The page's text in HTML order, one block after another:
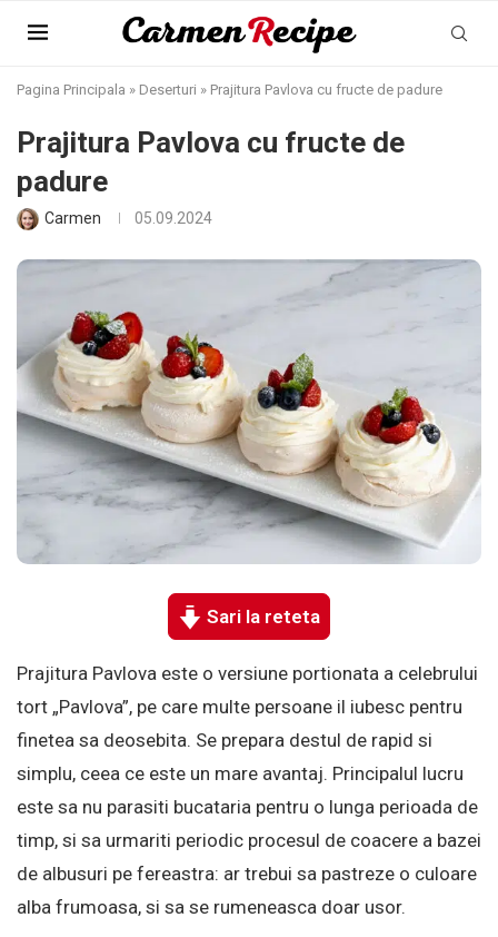
Pagina Principala » Deserturi » Prajitura Pavlova cu fructe de padure
Prajitura Pavlova cu fructe de
padure
Carmen 05.09.2024
Sari la reteta
Prajitura Pavlova este o versiune portionata a celebrului
tort „Pavlova”, pe care multe persoane il iubesc pentru
finetea sa deosebita. Se prepara destul de rapid si
simplu, ceea ce este un mare avantaj. Principalul lucru
este sa nu parasiti bucataria pentru o lunga perioada de
timp, si sa urmariti periodic procesul de coacere a bazei
de albusuri pe fereastra: ar trebui sa pastreze o culoare
alba frumoasa, si sa se rumeneasca doar usor.